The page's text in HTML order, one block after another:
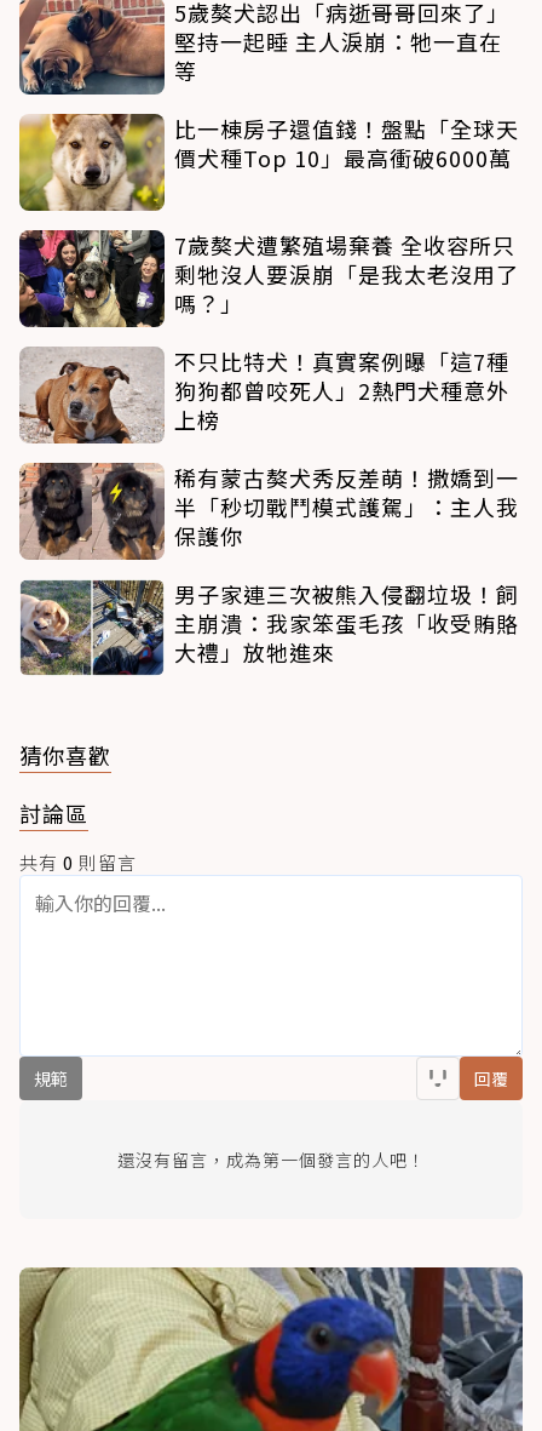
5歲獒犬認出「病逝哥哥回來了」
堅持一起睡 主人淚崩：牠一直在
等
比一棟房子還值錢！盤點「全球天
價犬種Top 10」最高衝破6000萬
7歲獒犬遭繁殖場棄養 全收容所只
剩牠沒人要淚崩「是我太老沒用了
嗎？」
不只比特犬！真實案例曝「這7種
狗狗都曾咬死人」2熱門犬種意外
上榜
稀有蒙古獒犬秀反差萌！撒嬌到一
半「秒切戰鬥模式護駕」：主人我
保護你
男子家連三次被熊入侵翻垃圾！飼
主崩潰：我家笨蛋毛孩「收受賄賂
大禮」放牠進來
猜你喜歡
討論區
共有 0 則留言
規範 回覆
還沒有留言，成為第一個發言的人吧！